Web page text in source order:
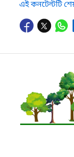
এই কনটেন্টটি